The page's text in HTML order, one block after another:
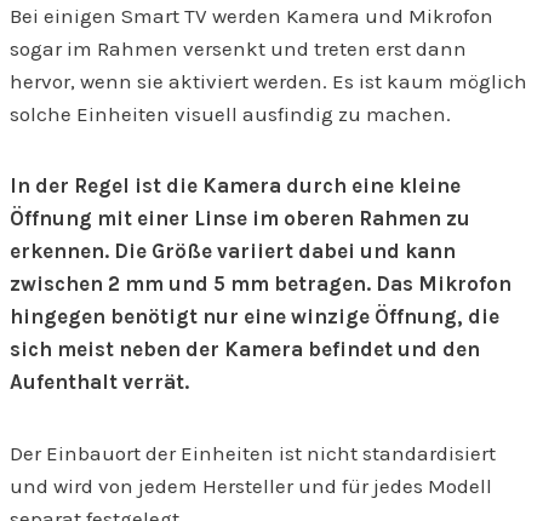
Bei einigen Smart TV werden Kamera und Mikrofon
sogar im Rahmen versenkt und treten erst dann
hervor, wenn sie aktiviert werden. Es ist kaum möglich
solche Einheiten visuell ausfindig zu machen.
In der Regel ist die Kamera durch eine kleine
Öffnung mit einer Linse im oberen Rahmen zu
erkennen. Die Größe variiert dabei und kann
zwischen 2 mm und 5 mm betragen. Das Mikrofon
hingegen benötigt nur eine winzige Öffnung, die
sich meist neben der Kamera befindet und den
Aufenthalt verrät.
Der Einbauort der Einheiten ist nicht standardisiert
und wird von jedem Hersteller und für jedes Modell